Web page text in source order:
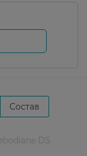
Состав